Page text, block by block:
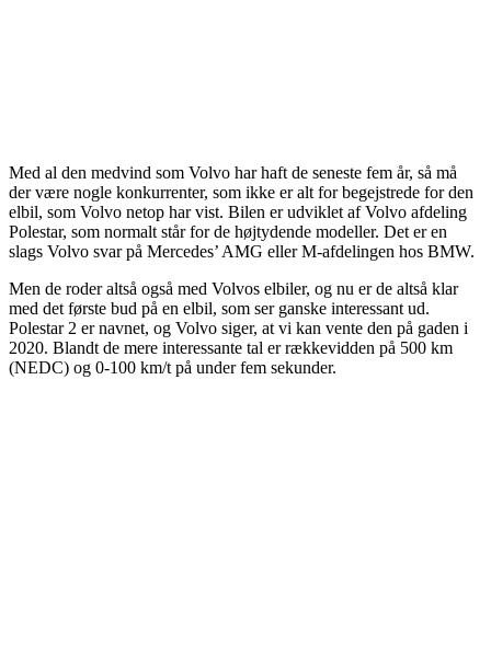
Med al den medvind som Volvo har haft de seneste fem år, så må
der være nogle konkurrenter, som ikke er alt for begejstrede for den
elbil, som Volvo netop har vist. Bilen er udviklet af Volvo afdeling
Polestar, som normalt står for de højtydende modeller. Det er en
slags Volvo svar på Mercedes’ AMG eller M-afdelingen hos BMW.
Men de roder altså også med Volvos elbiler, og nu er de altså klar
med det første bud på en elbil, som ser ganske interessant ud.
Polestar 2 er navnet, og Volvo siger, at vi kan vente den på gaden i
2020. Blandt de mere interessante tal er rækkevidden på 500 km
(NEDC) og 0-100 km/t på under fem sekunder.